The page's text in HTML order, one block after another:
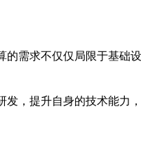
需求不仅仅局限于基础
，提升自身的技术能力